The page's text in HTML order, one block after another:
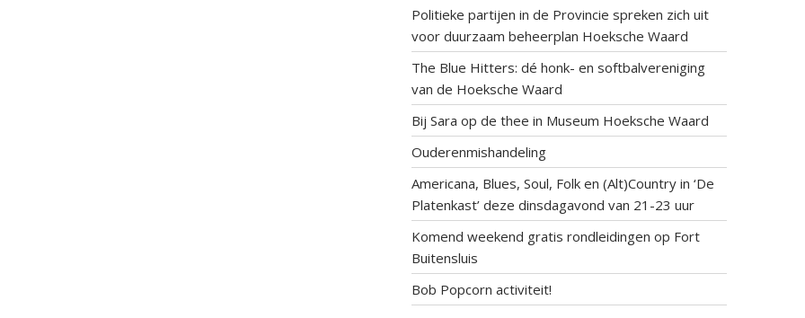
Politieke partijen in de Provincie spreken zich uit
voor duurzaam beheerplan Hoeksche Waard
The Blue Hitters: dé honk- en softbalvereniging
van de Hoeksche Waard
Bij Sara op de thee in Museum Hoeksche Waard
Ouderenmishandeling
Americana, Blues, Soul, Folk en (Alt)Country in ‘De
Platenkast’ deze dinsdagavond van 21-23 uur
Komend weekend gratis rondleidingen op Fort
Buitensluis
Bob Popcorn activiteit!